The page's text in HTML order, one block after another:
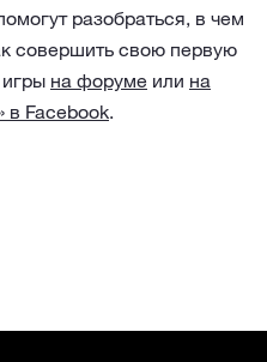
разобраться, в чем
совершить свою первую
на форуме или на
в Facebook.